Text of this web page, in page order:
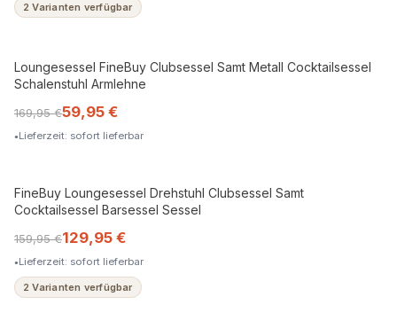
2 Varianten verfügbar
Loungesessel FineBuy Clubsessel Samt Metall Cocktailsessel
Schalenstuhl Armlehne
169,95 €59,95 €
Lieferzeit: sofort lieferbar
FineBuy Loungesessel Drehstuhl Clubsessel Samt
Cocktailsessel Barsessel Sessel
159,95 €129,95 €
Lieferzeit: sofort lieferbar
2 Varianten verfügbar